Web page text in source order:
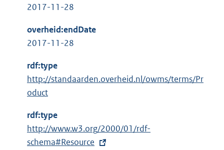
2017-11-28
overheid:endDate
2017-11-28
rdf:type
http://standaarden.overheid.nl/owms/terms/Pr
oduct
rdf:type
E
x
http://www.w3.org/2000/01/rdf-
schema#Resource